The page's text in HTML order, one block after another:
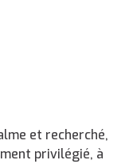
et recherché,
privilégié, à